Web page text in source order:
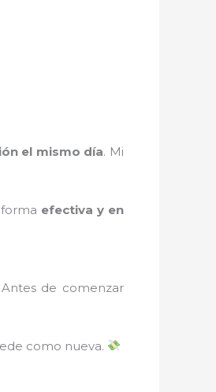
el mismo día. Mi
efectiva y en
de comenzar
como nueva.